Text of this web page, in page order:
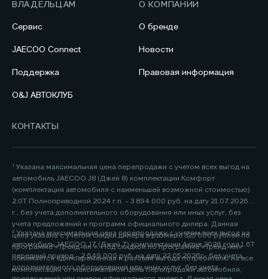
ВЛАДЕЛЬЦАМ
Сервис
JAECOO Connect
Поддержка
O&J АВТОКЛУБ
О КОМПАНИИ
О бренде
Новости
Правовая информация
КОНТАКТЫ
¹ Указана максимальная цена перепродажи с учетом всех выгод на
автомобиль JAECOO J8 (Джей 8) комплектации Комфорт
(комплектация автомобиля с наименьшей возможной стоимостью)
2.0Т Полноприводной 2024 г.п. - 3 894 000 руб. на дату 21.07.2026
г., без учета дополнительного оборудования или иных услуг, без
учета предложений и программ официального дилера. Данная
цена указана с учетом скидки дилера в размере 325 000 рублей по
программе «Трейд-ин ». Под скидкой по программе «Трейд-ин»
понимается единовременная и разовая выгода потребителю на все
комплектации от максимальной цены перепродажи автомобиля,
² Указана максимальная цена перепродажи с учетом всех выгод на
автомобиль JAECOO J7 (Джей 7) комплектации Актив 2026 года 1.6Т
передний привод - 2 649 000 руб. на дату 22.05.2026г., без учета
дополнительного оборудования или иных услуг, без учета